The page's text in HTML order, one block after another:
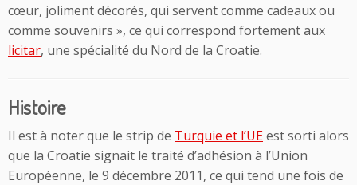
cœur, joliment décorés, qui servent comme cadeaux ou
comme souvenirs », ce qui correspond fortement aux
licitar, une spécialité du Nord de la Croatie.
Histoire
Il est à noter que le strip de Turquie et l’UEest sorti alors
que la Croatie signait le traité d’adhésion à l’Union
Européenne, le 9 décembre 2011, ce qui tend une fois de